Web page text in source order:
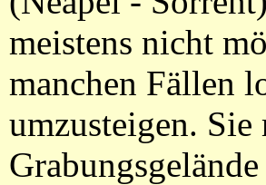
meistens nicht
manchen Fällen
umzusteigen. Sie